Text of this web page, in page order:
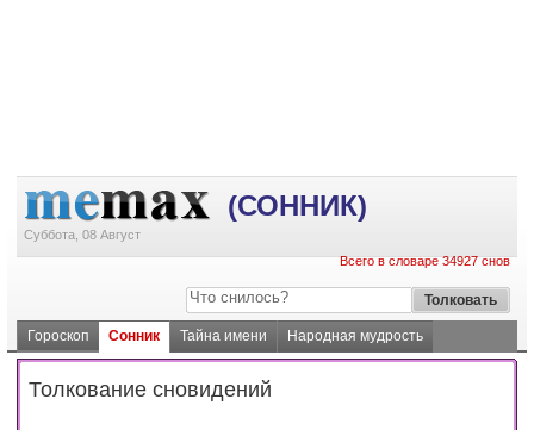
(СОННИК)
Суббота, 08 Август
Всего в словаре 34927 снов
Гороскоп Сонник Тайна имени Народная мудрость
Толкование сновидений